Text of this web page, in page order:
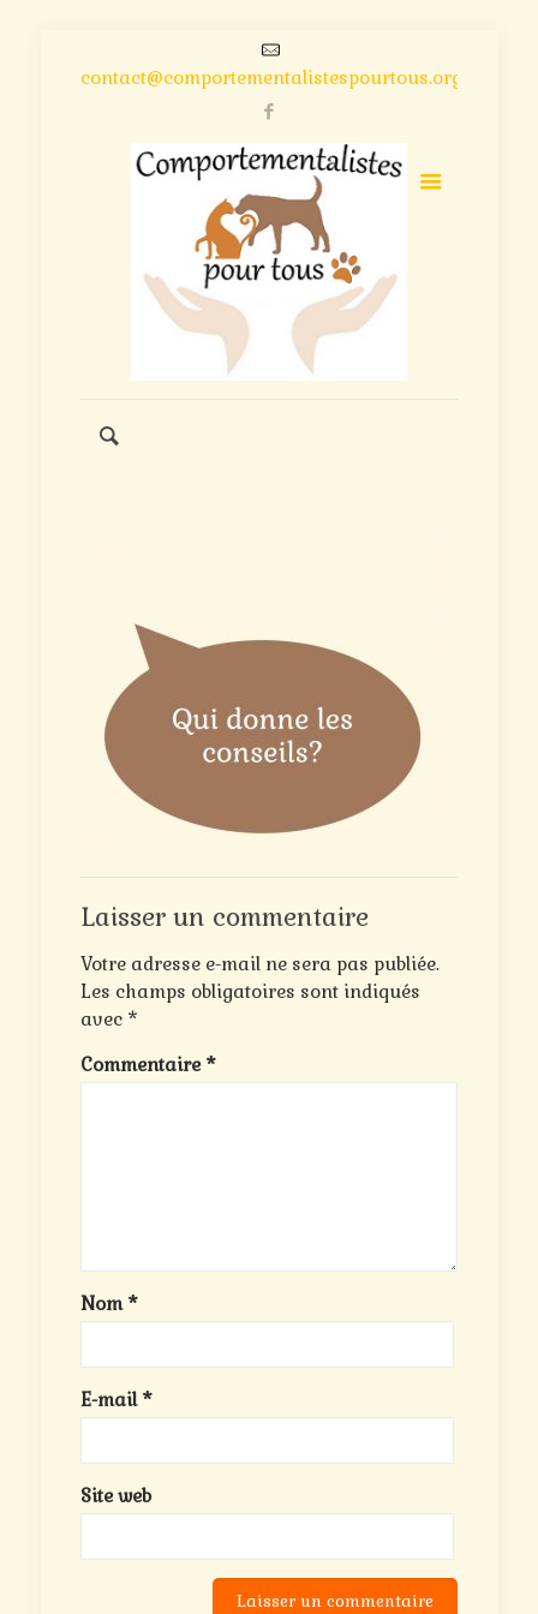
contact@comportementalistespourtous.org
Laisser un commentaire
Votre adresse e-mail ne sera pas publiée.
Les champs obligatoires sont indiqués
avec *
Commentaire *
Nom *
E-mail *
Site web